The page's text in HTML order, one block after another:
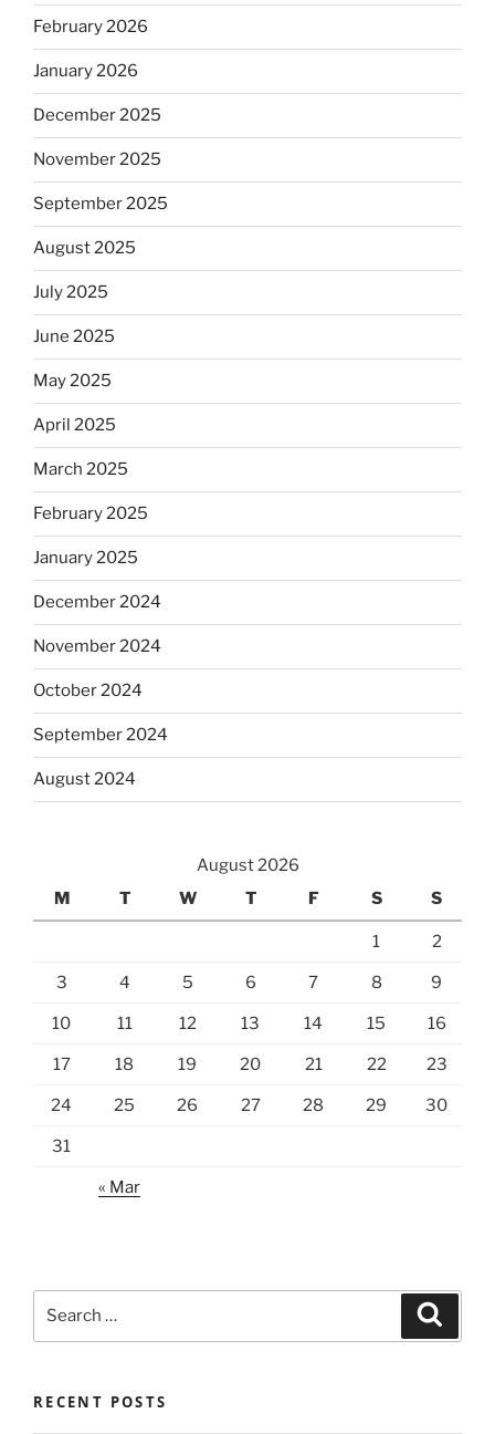
February 2026
January 2026
December 2025
November 2025
September 2025
August 2025
July 2025
June 2025
May 2025
April 2025
March 2025
February 2025
January 2025
December 2024
November 2024
October 2024
September 2024
August 2024
August 2026
M
T W T F S S
1 2
3 4 5 6 7 8 9
10 11 12 13 14 15 16
17 18 19 20 21 22 23
24 25 26 27 28 29 30
31
« Mar
RECENT POSTS